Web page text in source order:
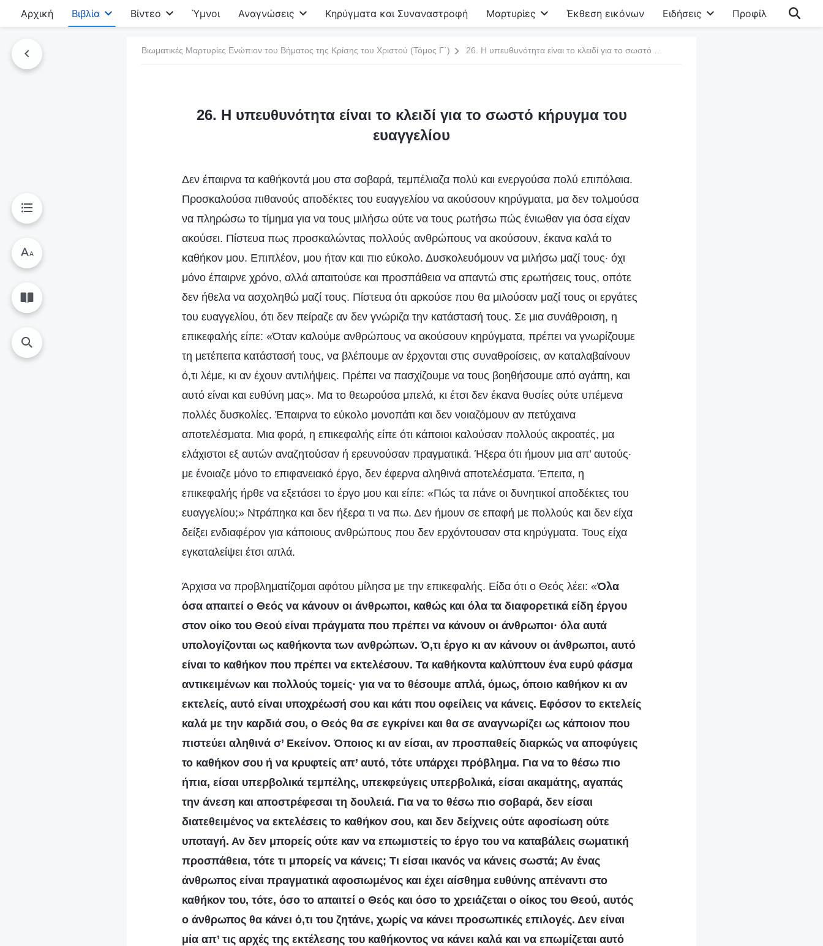
Αρχική Βιβλία Βίντεο Ύμνοι Αναγνώσεις Κηρύγματα και Συναναστροφή Μαρτυρίες Έκθεση εικόνων Ειδήσεις Προφίλ
Βιωματικές Μαρτυρίες Ενώπιον του Βήματος της Κρίσης του Χριστού (Τόμος Γ΄)
26. Η υπευθυνότητα είναι το κλειδί για το σωστό κήρυγμα του
ευαγγελίου
Δεν έπαιρνα τα καθήκοντά μου στα σοβαρά, τεμπέλιαζα πολύ και ενεργούσα πολύ επιπόλαια.
Προσκαλούσα πιθανούς αποδέκτες του ευαγγελίου να ακούσουν κηρύγματα, μα δεν τολμούσα
να πληρώσω το τίμημα για να τους μιλήσω ούτε να τους ρωτήσω πώς ένιωθαν για όσα είχαν
ακούσει. Πίστευα πως προσκαλώντας πολλούς ανθρώπους να ακούσουν, έκανα καλά το
καθήκον μου. Επιπλέον, μου ήταν και πιο εύκολο. Δυσκολευόμουν να μιλήσω μαζί τους· όχι
μόνο έπαιρνε χρόνο, αλλά απαιτούσε και προσπάθεια να απαντώ στις ερωτήσεις τους, οπότε
δεν ήθελα να ασχοληθώ μαζί τους. Πίστευα ότι αρκούσε που θα μιλούσαν μαζί τους οι εργάτες
του ευαγγελίου, ότι δεν πείραζε αν δεν γνώριζα την κατάστασή τους. Σε μια συνάθροιση, η
επικεφαλής είπε: «Όταν καλούμε ανθρώπους να ακούσουν κηρύγματα, πρέπει να γνωρίζουμε
τη μετέπειτα κατάστασή τους, να βλέπουμε αν έρχονται στις συναθροίσεις, αν καταλαβαίνουν
ό,τι λέμε, κι αν έχουν αντιλήψεις. Πρέπει να πασχίζουμε να τους βοηθήσουμε από αγάπη, και
αυτό είναι και ευθύνη μας». Μα το θεωρούσα μπελά, κι έτσι δεν έκανα θυσίες ούτε υπέμενα
πολλές δυσκολίες. Έπαιρνα το εύκολο μονοπάτι και δεν νοιαζόμουν αν πετύχαινα
αποτελέσματα. Μια φορά, η επικεφαλής είπε ότι κάποιοι καλούσαν πολλούς ακροατές, μα
ελάχιστοι εξ αυτών αναζητούσαν ή ερευνούσαν πραγματικά. Ήξερα ότι ήμουν μια απ’ αυτούς·
με ένοιαζε μόνο το επιφανειακό έργο, δεν έφερνα αληθινά αποτελέσματα. Έπειτα, η
επικεφαλής ήρθε να εξετάσει το έργο μου και είπε: «Πώς τα πάνε οι δυνητικοί αποδέκτες του
ευαγγελίου;» Ντράπηκα και δεν ήξερα τι να πω. Δεν ήμουν σε επαφή με πολλούς και δεν είχα
δείξει ενδιαφέρον για κάποιους ανθρώπους που δεν ερχόντουσαν στα κηρύγματα. Τους είχα
εγκαταλείψει έτσι απλά.
Άρχισα να προβληματίζομαι αφότου μίλησα με την επικεφαλής. Είδα ότι ο Θεός λέει: «Όλα
όσα απαιτεί ο Θεός να κάνουν οι άνθρωποι, καθώς και όλα τα διαφορετικά είδη έργου
στον οίκο του Θεού είναι πράγματα που πρέπει να κάνουν οι άνθρωποι· όλα αυτά
υπολογίζονται ως καθήκοντα των ανθρώπων. Ό,τι έργο κι αν κάνουν οι άνθρωποι, αυτό
είναι το καθήκον που πρέπει να εκτελέσουν. Τα καθήκοντα καλύπτουν ένα ευρύ φάσμα
αντικειμένων και πολλούς τομείς· για να το θέσουμε απλά, όμως, όποιο καθήκον κι αν
εκτελείς, αυτό είναι υποχρέωσή σου και κάτι που οφείλεις να κάνεις. Εφόσον το εκτελείς
καλά με την καρδιά σου, ο Θεός θα σε εγκρίνει και θα σε αναγνωρίζει ως κάποιον που
πιστεύει αληθινά σ’ Εκείνον. Όποιος κι αν είσαι, αν προσπαθείς διαρκώς να αποφύγεις
το καθήκον σου ή να κρυφτείς απ’ αυτό, τότε υπάρχει πρόβλημα. Για να το θέσω πιο
ήπια, είσαι υπερβολικά τεμπέλης, υπεκφεύγεις υπερβολικά, είσαι ακαμάτης, αγαπάς
την άνεση και αποστρέφεσαι τη δουλειά. Για να το θέσω πιο σοβαρά, δεν είσαι
διατεθειμένος να εκτελέσεις το καθήκον σου, και δεν δείχνεις ούτε αφοσίωση ούτε
υποταγή. Αν δεν μπορείς ούτε καν να επωμιστείς το έργο του να καταβάλεις σωματική
προσπάθεια, τότε τι μπορείς να κάνεις; Τι είσαι ικανός να κάνεις σωστά; Αν ένας
άνθρωπος είναι πραγματικά αφοσιωμένος και έχει αίσθημα ευθύνης απέναντι στο
καθήκον του, τότε, όσο το απαιτεί ο Θεός και όσο το χρειάζεται ο οίκος του Θεού, αυτός
ο άνθρωπος θα κάνει ό,τι του ζητάνε, χωρίς να κάνει προσωπικές επιλογές. Δεν είναι
μία απ’ τις αρχές της εκτέλεσης του καθήκοντος να κάνει καλά και να επωμίζεται αυτό